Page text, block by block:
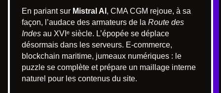
En pariant sur Mistral AI , CMA CGM rejoue, à sa
façon, l’audace des armateurs de la Route des
Indes au XVIᵉ siècle. L’épopée se déplace
désormais dans les serveurs. E-commerce,
blockchain maritime, jumeaux numériques : le
puzzle se complète et prépare un maillage interne
naturel pour les contenus du site.